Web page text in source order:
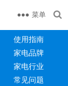
菜单
使用指南
家电品牌
家电行业
常见问题